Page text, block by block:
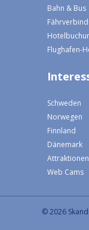
Bahn & Bus
Flughafen-
Schweden
Norwegen
Finnland
Dänemark
Attraktionen
Web Cams
© 2026